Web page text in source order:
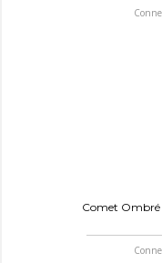
Comet Ombré